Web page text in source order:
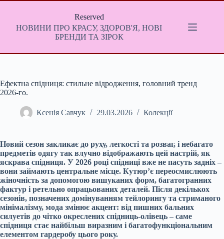
Перейти
Reserved
НОВИНИ ПРО КРАСУ, ЗДОРОВ'Я, НОВІ
БРЕНДИ ТА ЗІРОК
Ефектна спідниця: стильне відродження, головний тренд
2026-го.
Ксенія Савчук 29.03.2026 Колекції
Новий сезон закликає до руху, легкості та розваг, і небагато
предметів одягу так влучно відображають цей настрій, як
яскрава спідниця. У 2026 році спідниці вже не пасуть задніх –
вони займають центральне місце. Кутюр’є переосмислюють
жіночність за допомогою вишуканих форм, багатогранних
фактур і ретельно опрацьованих деталей. Після декількох
сезонів, позначених домінуванням тейлорингу та стриманого
мінімалізму, мода змінює акцент: від пишних бальних
силуетів до чітко окреслених спідниць-олівець – саме
спідниця стає найбільш виразним і багатофункціональним
елементом гардеробу цього року.